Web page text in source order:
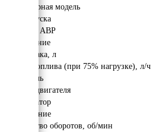
Инверторная модель
Тип запуска
Наличие АВР
Исполнение
Объём бака, л
Расход топлива (при 75% нагрузке), л/ч
Двигатель
Модель двигателя
Альтернатор
Охлаждение
Количество оборотов, об/мин